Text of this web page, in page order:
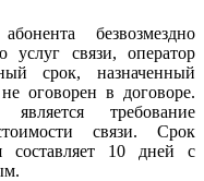
безвозмездно
услуг связи, оператор
срок, назначенный
оговорен в договоре.
требование
связи. Срок
составляет 10 дней с